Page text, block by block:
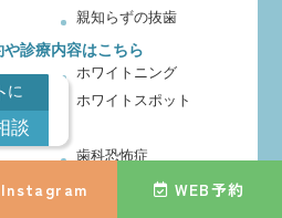
Instagram WEB予約
親知らずの抜歯
入れ歯治療
ホワイトニング
ホワイトスポット
歯科恐怖症
目黒区歯科健診・
や診療内容はこちら
に
談